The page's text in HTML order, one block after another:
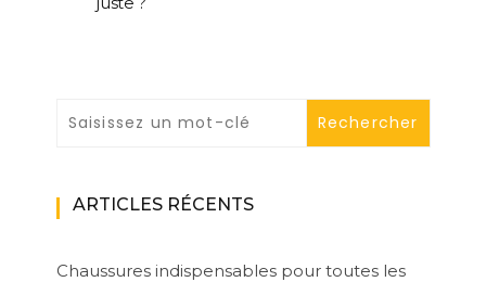
ARTICLES RÉCENTS
Chaussures indispensables pour toutes les